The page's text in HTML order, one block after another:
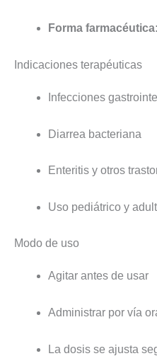
Forma farmacéutica:
Indicaciones terapéuticas
Infecciones
Diarrea bacteriana
Enteritis y otros
Uso pediátrico y
Modo de uso
Agitar antes de usar
Administrar por vía
La dosis se ajusta